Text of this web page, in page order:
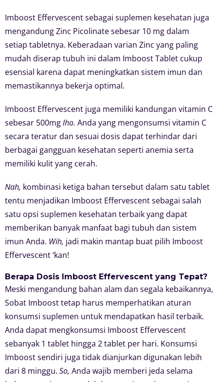
Imboost Effervescent sebagai suplemen kesehatan juga
mengandung Zinc Picolinate sebesar 10 mg dalam
setiap tabletnya. Keberadaan varian Zinc yang paling
mudah diserap tubuh ini dalam Imboost Tablet cukup
esensial karena dapat meningkatkan sistem imun dan
memastikannya bekerja optimal.
Imboost Effervescent juga memiliki kandungan vitamin C
sebesar 500mglho. Anda yang mengonsumsi vitamin C
secara teratur dan sesuai dosis dapat terhindar dari
berbagai gangguan kesehatan seperti anemia serta
memiliki kulit yang cerah.
Nah, kombinasi ketiga bahan tersebut dalam satu tablet
tentu menjadikan Imboost Effervescent sebagai salah
satu opsi suplemen kesehatan terbaik yang dapat
memberikan banyak manfaat bagi tubuh dan sistem
imun Anda. Wih, jadi makin mantap buat pilih Imboost
Effervescent ‘kan!
Berapa Dosis Imboost Effervescent yang Tepat?
Meski mengandung bahan alam dan segala kebaikannya,
Sobat Imboost tetap harus memperhatikan aturan
konsumsi suplemen untuk mendapatkan hasil terbaik.
Anda dapat mengkonsumsi Imboost Effervescent
sebanyak 1 tablet hingga 2 tablet per hari. Konsumsi
Imboost sendiri juga tidak dianjurkan digunakan lebih
dari 8 minggu. So, Anda wajib memberi jeda selama